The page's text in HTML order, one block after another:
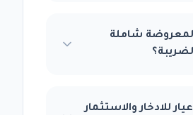
شاملة
للادخار والاستثمار